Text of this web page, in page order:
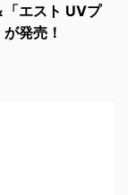
「エスト UVプ
発売！